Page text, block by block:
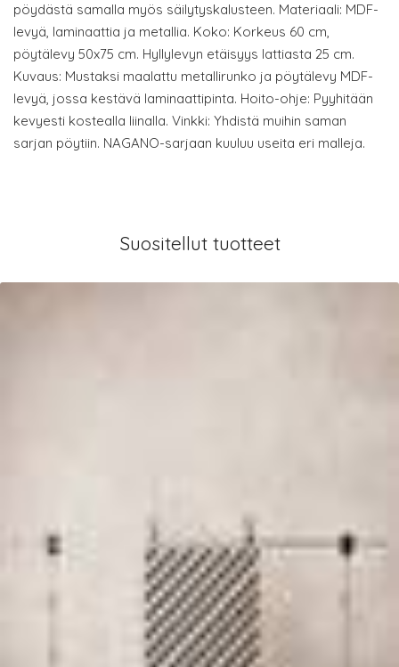
pöydästä samalla myös säilytyskalusteen. Materiaali: MDF-
levyä, laminaattia ja metallia. Koko: Korkeus 60 cm,
pöytälevy 50x75 cm. Hyllylevyn etäisyys lattiasta 25 cm.
Kuvaus: Mustaksi maalattu metallirunko ja pöytälevy MDF-
levyä, jossa kestävä laminaattipinta. Hoito-ohje: Pyyhitään
kevyesti kostealla liinalla. Vinkki: Yhdistä muihin saman
sarjan pöytiin. NAGANO-sarjaan kuuluu useita eri malleja.
Suositellut tuotteet